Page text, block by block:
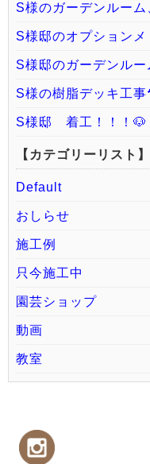
S様のガーデンルー
S様邸のオプション
S様邸のガーデンルー
S様の樹脂デッキ工事
S様邸 着工！！！🐶
【カテゴリーリスト】
Default
おしらせ
施工例
只今施工中
園芸ショップ
動画
教室